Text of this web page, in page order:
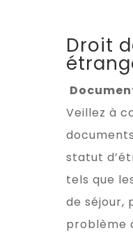
Droit
Veillez à
statut
tels que
de séjour,
problème